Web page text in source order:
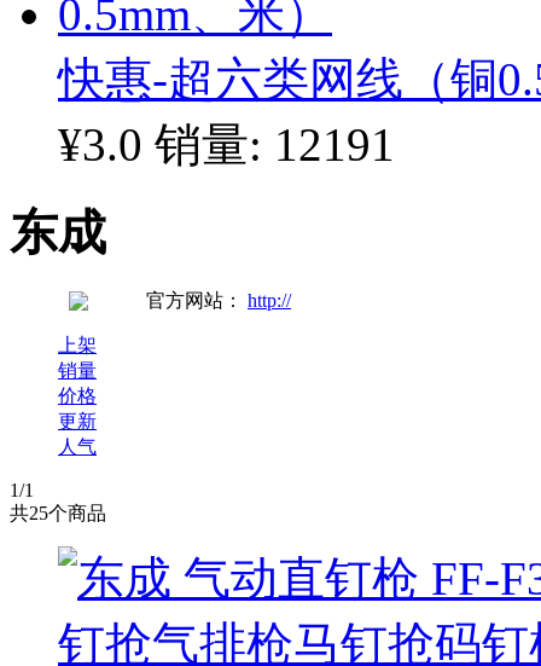
快惠-超六类网线（铜
¥3.0 销量: 12191
东成
官方网站： http://
上架
销量
价格
更新
人气
1/1
共25个商品